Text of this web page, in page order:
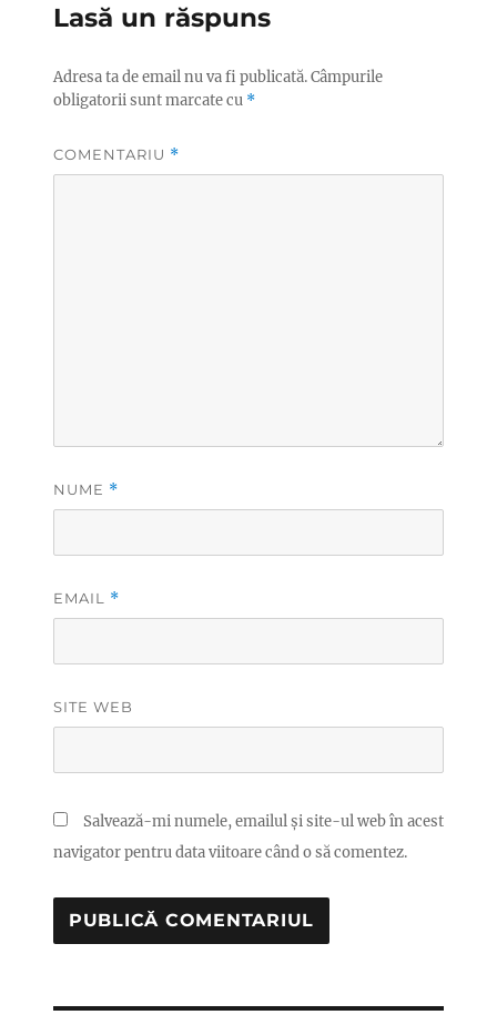
Lasă un răspuns
Adresa ta de email nu va fi publicată.Câmpurile
obligatorii sunt marcate cu *
COMENTARIU *
NUME *
EMAIL *
SITE WEB
Salvează-mi numele, emailul și site-ul web în acest
navigator pentru data viitoare când o să comentez.